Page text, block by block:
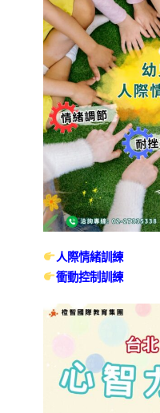
人際情緒訓練
衝動控制訓練